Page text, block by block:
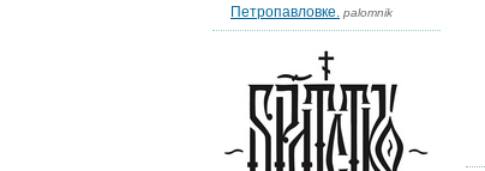
Петропавловке. palomnik